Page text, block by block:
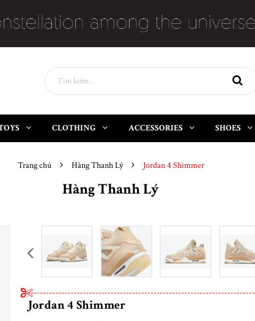
CLOTHING ACCESSORIES SHOES
Trang chủ Hàng Thanh Lý Jordan 4 Shimmer
Hàng Thanh Lý
prev
Jordan 4 Shimmer